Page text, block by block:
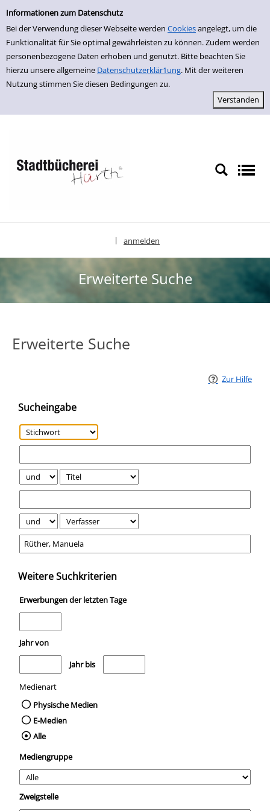
Erweiterte Suche
Informationen zum Datenschutz
Bei der Verwendung dieser Webseite werden Cookiesangelegt, um die
Funktionalität für Sie optimal gewährleisten zu können. Zudem werden
personenbezogene Daten erhoben und genutzt. Bitte beachten Sie
hierzu unsere allgemeine Datenschutzerklär1ung. Mit der weiteren
Nutzung stimmen Sie diesen Bedingungen zu.
zur Navigation springen
zum Inhalt springen
Zur erweiterten Suche springen
anmelden
Erweiterte Suche
Erweiterte Suche
Zur Hilfe
Sucheingabe
Weitere Suchkriterien
Erwerbungen der letzten Tage
Jahr von
Medien anzeigen, die nach dem Jahr veröffentlicht wurden
Jahr bis
Medienart
Physische Medien
E-Medien
Alle
Mediengruppe
Zweigstelle